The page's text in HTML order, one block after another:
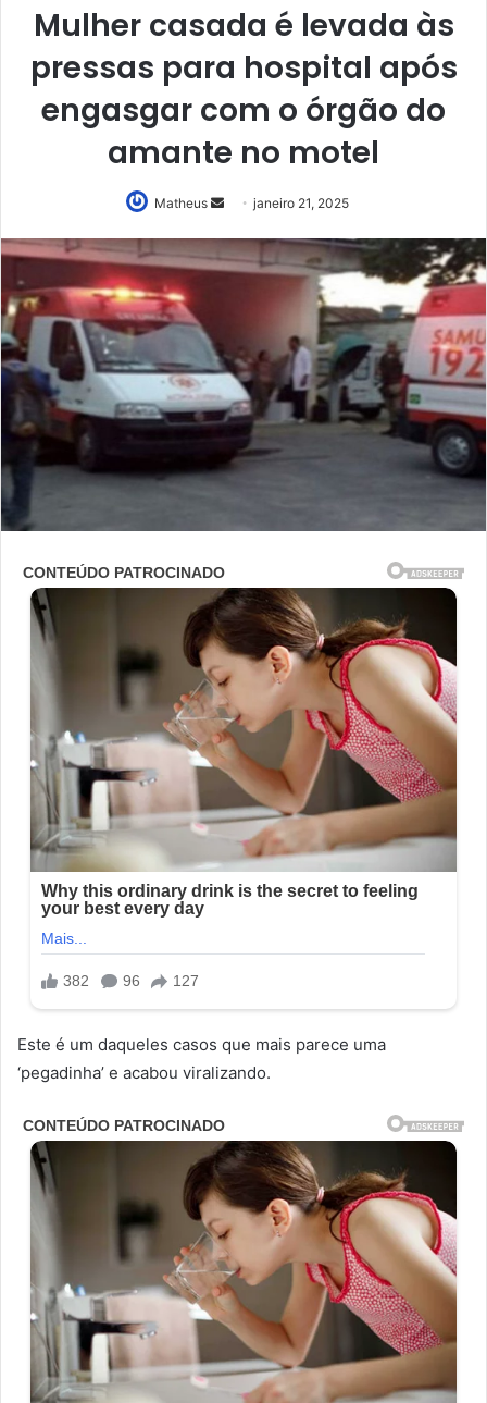
Mulher casada é levada às
pressas para hospital após
engasgar com o órgão do
amante no motel
Matheus
Mandejaneiro 21, 2025
Este é um daqueles casos que mais parece uma
‘pegadinha’ e acabou viralizando.